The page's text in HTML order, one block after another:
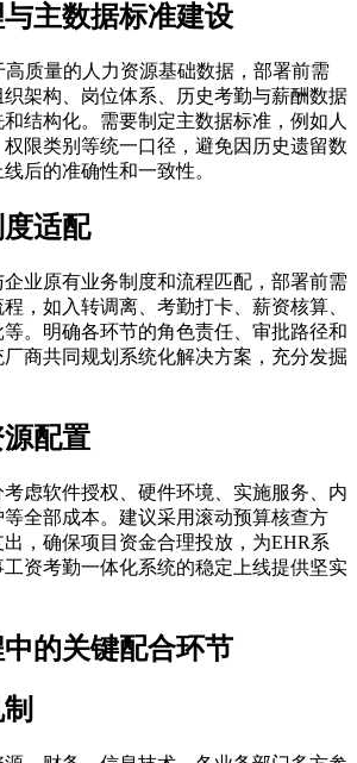
主数据标准建设
质量的人力资源基础数据，部署前需
架构、岗位体系、历史考勤与薪酬数据
结构化。需要制定主数据标准，例如人
限类别等统一口径，避免因历史遗留数
后的准确性和一致性。
适配
企业原有业务制度和流程匹配，部署前需
，如入转调离、考勤打卡、薪资核算、
。明确各环节的角色责任、审批路径和
商共同规划系统化解决方案，充分发掘
配置
虑软件授权、硬件环境、实施服务、内
全部成本。建议采用滚动预算核查方
，确保项目资金合理投放，为EHR系
资考勤一体化系统的稳定上线提供坚实
的关键配合环节